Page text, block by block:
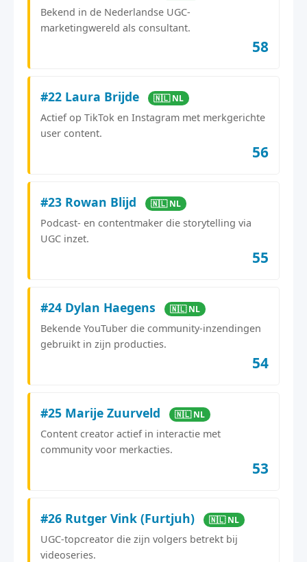
Bekend in de Nederlandse UGC-
marketingwereld als consultant.
58
#22 Laura Brijde 🇳🇱 NL
Actief op TikTok en Instagram met merkgerichte
user content.
56
#23 Rowan Blijd 🇳🇱 NL
Podcast- en contentmaker die storytelling via
UGC inzet.
55
#24 Dylan Haegens 🇳🇱 NL
Bekende YouTuber die community-inzendingen
gebruikt in zijn producties.
54
#25 Marije Zuurveld 🇳🇱 NL
Content creator actief in interactie met
community voor merkacties.
53
#26 Rutger Vink (Furtjuh) 🇳🇱 NL
UGC-topcreator die zijn volgers betrekt bij
videoseries.